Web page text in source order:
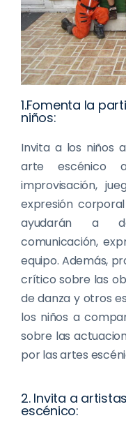
1.Fomenta la
niños:
Invita a los niños
arte escénico
improvisación,
expresión
ayudarán a
comunicación,
equipo. Además,
crítico sobre las
de danza y otros
los niños a
sobre las
por las artes
2. Invita a
escénico: